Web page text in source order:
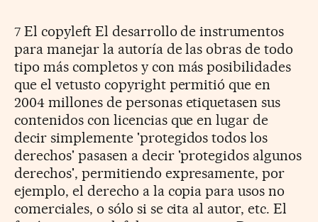
7 El copyleft El desarrollo de instrumentos
para manejar la autoría de las obras de todo
tipo más completos y con más posibilidades
que el vetusto copyright permitió que en
2004 millones de personas etiquetasen sus
contenidos con licencias que en lugar de
decir simplemente 'protegidos todos los
derechos' pasasen a decir 'protegidos algunos
derechos', permitiendo expresamente, por
ejemplo, el derecho a la copia para usos no
comerciales, o sólo si se cita al autor, etc. El